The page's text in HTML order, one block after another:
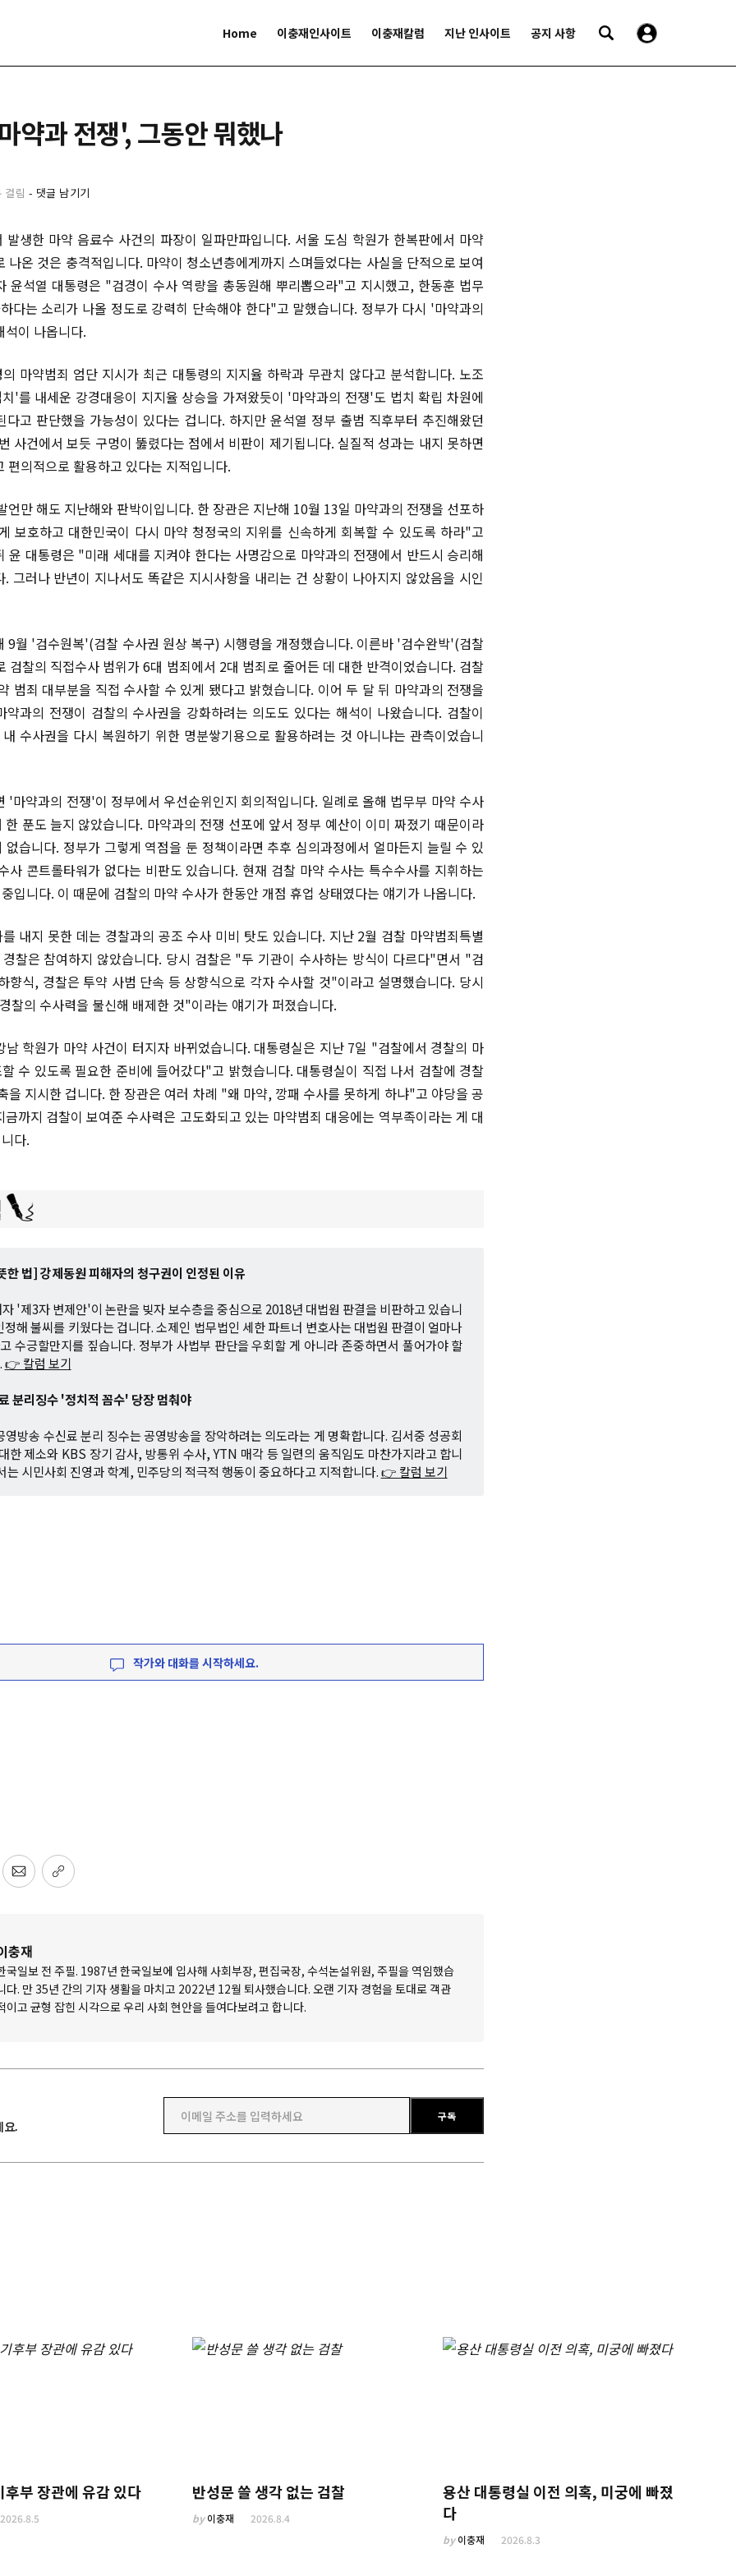
Home 이충재인사이트 이충재칼럼 지난 인사이트 공지 사항
약과 전쟁', 그동안 뭐했나
걸림 - 댓글 남기기
발생한 마약 음료수 사건의 파장이 일파만파입니다. 서울 도심 학원가 한복판에서 마약
나온 것은 충격적입니다. 마약이 청소년층에게까지 스며들었다는 사실을 단적으로 보여
윤석열 대통령은 "검경이 수사 역량을 총동원해 뿌리뽑으라"고 지시했고, 한동훈 법무
다는 소리가 나올 정도로 강력히 단속해야 한다"고 말했습니다. 정부가 다시 '마약과의
이 나옵니다.
마약범죄 엄단 지시가 최근 대통령의 지지율 하락과 무관치 않다고 분석합니다. 노조
'를 내세운 강경대응이 지지율 상승을 가져왔듯이 '마약과의 전쟁'도 법치 확립 차원에
다고 판단했을 가능성이 있다는 겁니다. 하지만 윤석열 정부 출범 직후부터 추진해왔던
사건에서 보듯 구멍이 뚫렸다는 점에서 비판이 제기됩니다. 실질적 성과는 내지 못하면
편의적으로 활용하고 있다는 지적입니다.
언만 해도 지난해와 판박이입니다. 한 장관은 지난해 10월 13일 마약과의 전쟁을 선포하
보호하고 대한민국이 다시 마약 청정국의 지위를 신속하게 회복할 수 있도록 하라"고
윤 대통령은 "미래 세대를 지켜야 한다는 사명감으로 마약과의 전쟁에서 반드시 승리해
그러나 반년이 지나서도 똑같은 지시사항을 내리는 건 상황이 나아지지 않았음을 시인
9월 '검수원복'(검찰 수사권 원상 복구) 시행령을 개정했습니다. 이른바 '검수완박'(검찰
검찰의 직접수사 범위가 6대 범죄에서 2대 범죄로 줄어든 데 대한 반격이었습니다. 검찰
범죄 대부분을 직접 수사할 수 있게 됐다고 밝혔습니다. 이어 두 달 뒤 마약과의 전쟁을
약과의 전쟁이 검찰의 수사권을 강화하려는 의도도 있다는 해석이 나왔습니다. 검찰이
수사권을 다시 복원하기 위한 명분쌓기용으로 활용하려는 것 아니냐는 관측이었습니
'마약과의 전쟁'이 정부에서 우선순위인지 회의적입니다. 일례로 올해 법무부 마약 수사
한 푼도 늘지 않았습니다. 마약과의 전쟁 선포에 앞서 정부 예산이 이미 짜졌기 때문이라
없습니다. 정부가 그렇게 역점을 둔 정책이라면 추후 심의과정에서 얼마든지 늘릴 수 있
사 콘트롤타워가 없다는 비판도 있습니다. 현재 검찰 마약 수사는 특수수사를 지휘하는
입니다. 이 때문에 검찰의 마약 수사가 한동안 개점 휴업 상태였다는 얘기가 나옵니다.
내지 못한 데는 경찰과의 공조 수사 미비 탓도 있습니다. 지난 2월 검찰 마약범죄특별
찰은 참여하지 않았습니다. 당시 검찰은 "두 기관이 수사하는 방식이 다르다"면서 "검
향식, 경찰은 투약 사범 단속 등 상향식으로 각자 수사할 것"이라고 설명했습니다. 당시
찰의 수사력을 불신해 배제한 것"이라는 얘기가 퍼졌습니다.
남 학원가 마약 사건이 터지자 바뀌었습니다. 대통령실은 지난 7일 "검찰에서 경찰의 마
수 있도록 필요한 준비에 들어갔다"고 밝혔습니다. 대통령실이 직접 나서 검찰에 경찰
을 지시한 겁니다. 한 장관은 여러 차례 "왜 마약, 깡패 수사를 못하게 하냐"고 야당을 공
까지 검찰이 보여준 수사력은 고도화되고 있는 마약범죄 대응에는 역부족이라는 게 대
다.
한 법] 강제동원 피해자의 청구권이 인정된 이유
'제3자 변제안'이 논란을 빚자 보수층을 중심으로 2018년 대법원 판결을 비판하고 있습니
정해 불씨를 키웠다는 겁니다. 소제인 법무법인 세한 파트너 변호사는 대법원 판결이 얼마나
수긍할만지를 짚습니다. 정부가 사법부 판단을 우회할 게 아니라 존중하면서 풀어가야 할
👉 칼럼 보기
분리징수 '정치적 꼼수' 당장 멈춰야
영방송 수신료 분리 징수는 공영방송을 장악하려는 의도라는 게 명확합니다. 김서중 성공회
한 제소와 KBS 장기 감사, 방통위 수사, YTN 매각 등 일련의 움직임도 마찬가지라고 합니
는 시민사회 진영과 학계, 민주당의 적극적 행동이 중요하다고 지적합니다.👉 칼럼 보기
작가와 대화를 시작하세요.
충재
국일보 전 주필. 1987년 한국일보에 입사해 사회부장, 편집국장, 수석논설위원, 주필을 역임했습
다. 만 35년 간의 기자 생활을 마치고 2022년 12월 퇴사했습니다. 오랜 기자 경험을 토대로 객관
이고 균형 잡힌 시각으로 우리 사회 현안을 들여다보려고 합니다.
요. 이메일 주소를 입력하세요
구독
부 장관에 유감 있다
2026.8.5
반성문 쓸 생각 없는 검찰
by이충재 2026.8.4
용산 대통령실 이전 의혹, 미궁에 빠졌
다
by이충재 2026.8.3